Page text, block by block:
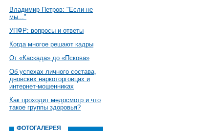
Владимир Петров: "Если не
мы..."
УПФР: вопросы и ответы
Когда многое решают кадры
От «Каскада» до «Пскова»
Об успехах личного состава,
дновских наркоторговцах и
интернет-мошенниках
Как проходит медосмотр и что
такое группы здоровья?
ФОТОГАЛЕРЕЯ